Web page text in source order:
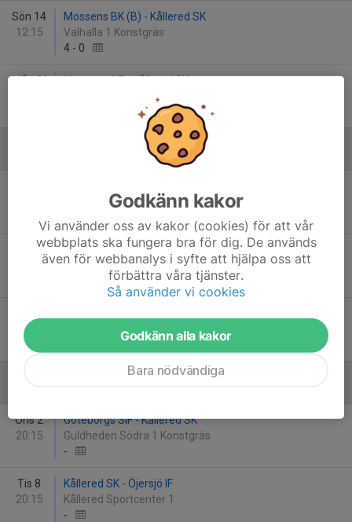
Sön 14
12:15
Mossens BK (B) - Kållered SK
Valhalla 1 Konstgräs
4 - 0
Mån 29
Lindome GIF - Kållered SK
Lindevi IP 1 Konstgräs
Mossens IP 1 Gräs
Tor 20
20:15
IF Mölndal Fotboll - Kållered SK
Åbyvallen 1 Konstgräs
13:00
Kållered Sportcenter 1
Ons 2
20:15
Göteborgs SIF - Kållered SK
Guldheden Södra 1 Konstgräs
-
Tis 8
20:15
Kållered SK - Öjersjö IF
Kållered Sportcenter 1
-
Godkänn kakor
Vi använder oss av kakor (cookies) för att vår
webbplats ska fungera bra för dig. De används
även för webbanalys i syfte att hjälpa oss att
förbättra våra tjänster.
Så använder vi cookies
Godkänn alla kakor
Bara nödvändiga